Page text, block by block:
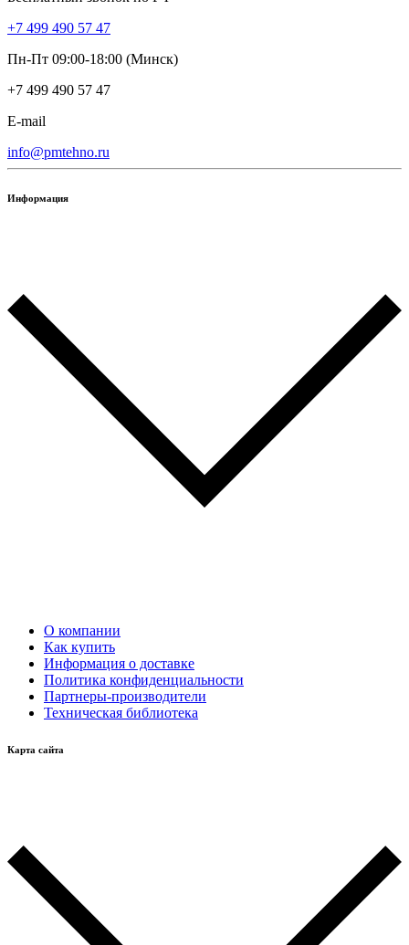
+7 499 490 57 47
Пн-Пт 09:00-18:00 (Минск)
+7 499 490 57 47
E-mail
info@pmtehno.ru
Информация
О компании
Как купить
Информация о доставке
Политика конфиденциальности
Партнеры-производители
Техническая библиотека
Карта сайта